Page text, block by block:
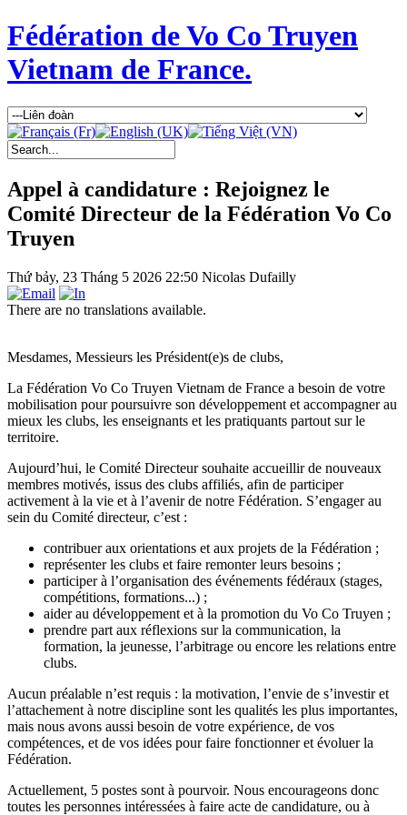
Fédération de Vo Co Truyen
Vietnam de France.
Appel à candidature : Rejoignez le
Comité Directeur de la Fédération Vo Co
Truyen
Thứ bảy, 23 Tháng 5 2026 22:50 Nicolas Dufailly
There are no translations available.
Mesdames, Messieurs les Président(e)s de clubs,
La Fédération Vo Co Truyen Vietnam de France a besoin de votre
mobilisation pour poursuivre son développement et accompagner au
mieux les clubs, les enseignants et les pratiquants partout sur le
territoire.
Aujourd’hui, le Comité Directeur souhaite accueillir de nouveaux
membres motivés, issus des clubs affiliés, afin de participer
activement à la vie et à l’avenir de notre Fédération. S’engager au
sein du Comité directeur, c’est :
contribuer aux orientations et aux projets de la Fédération ;
représenter les clubs et faire remonter leurs besoins ;
participer à l’organisation des événements fédéraux (stages,
compétitions, formations...) ;
aider au développement et à la promotion du Vo Co Truyen ;
prendre part aux réflexions sur la communication, la
formation, la jeunesse, l’arbitrage ou encore les relations entre
clubs.
Aucun préalable n’est requis : la motivation, l’envie de s’investir et
l’attachement à notre discipline sont les qualités les plus importantes,
mais nous avons aussi besoin de votre expérience, de vos
compétences, et de vos idées pour faire fonctionner et évoluer la
Fédération.
Actuellement, 5 postes sont à pourvoir. Nous encourageons donc
toutes les personnes intéressées à faire acte de candidature, ou à